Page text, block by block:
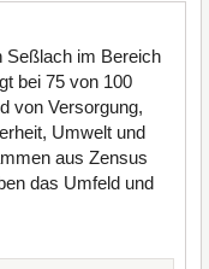
Seßlach im Bereich
bei 75 von 100
von Versorgung,
Umwelt und
aus Zensus
das Umfeld und